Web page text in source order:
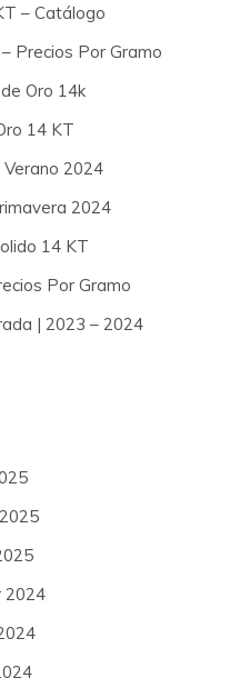
– Catálogo
Precios Por Gramo
Oro 14k
14 KT
2024
2024
14 KT
Por Gramo
| 2023 – 2024
2024